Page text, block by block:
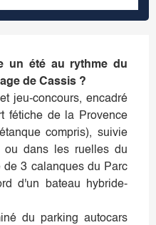
un été au rythme du
de Cassis ?
jeu-concours, encadré
fétiche de la Provence
compris), suivie
dans les ruelles du
3 calanques du Parc
d'un bateau hybride-
du parking autocars